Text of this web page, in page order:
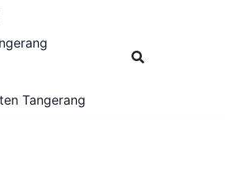
Tangerang